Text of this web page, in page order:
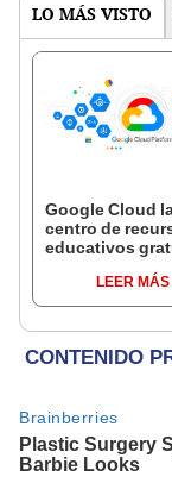
LO MÁS VISTO
Google Cloud
centro de
educativos
LEER MÁS